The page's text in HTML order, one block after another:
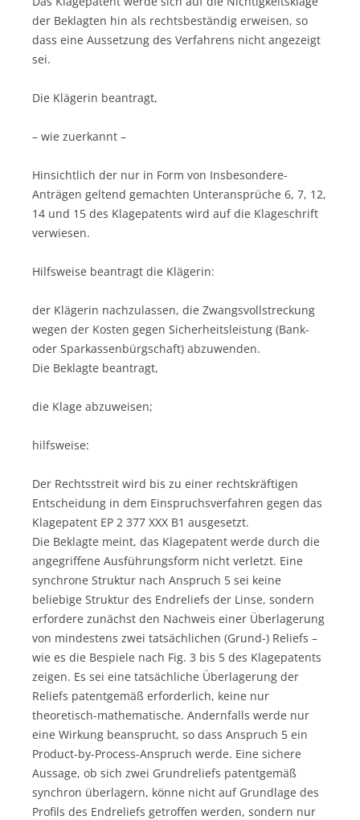
der Beklagten hin als rechtsbeständig erweisen, so
dass eine Aussetzung des Verfahrens nicht angezeigt
sei.
Die Klägerin beantragt,
– wie zuerkannt –
Hinsichtlich der nur in Form von Insbesondere-
Anträgen geltend gemachten Unteransprüche 6, 7, 12,
14 und 15 des Klagepatents wird auf die Klageschrift
verwiesen.
Hilfsweise beantragt die Klägerin:
der Klägerin nachzulassen, die Zwangsvollstreckung
wegen der Kosten gegen Sicherheitsleistung (Bank-
oder Sparkassenbürgschaft) abzuwenden.
Die Beklagte beantragt,
die Klage abzuweisen;
hilfsweise:
Der Rechtsstreit wird bis zu einer rechtskräftigen
Entscheidung in dem Einspruchsverfahren gegen das
Klagepatent EP 2 377 XXX B1 ausgesetzt.
Die Beklagte meint, das Klagepatent werde durch die
angegriffene Ausführungsform nicht verletzt. Eine
synchrone Struktur nach Anspruch 5 sei keine
beliebige Struktur des Endreliefs der Linse, sondern
erfordere zunächst den Nachweis einer Überlagerung
von mindestens zwei tatsächlichen (Grund-) Reliefs –
wie es die Bespiele nach Fig. 3 bis 5 des Klagepatents
zeigen. Es sei eine tatsächliche Überlagerung der
Reliefs patentgemäß erforderlich, keine nur
theoretisch-mathematische. Andernfalls werde nur
eine Wirkung beansprucht, so dass Anspruch 5 ein
Product-by-Process-Anspruch werde. Eine sichere
Aussage, ob sich zwei Grundreliefs patentgemäß
synchron überlagern, könne nicht auf Grundlage des
Profils des Endreliefs getroffen werden, sondern nur